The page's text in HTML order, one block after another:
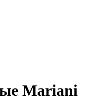
Mariani